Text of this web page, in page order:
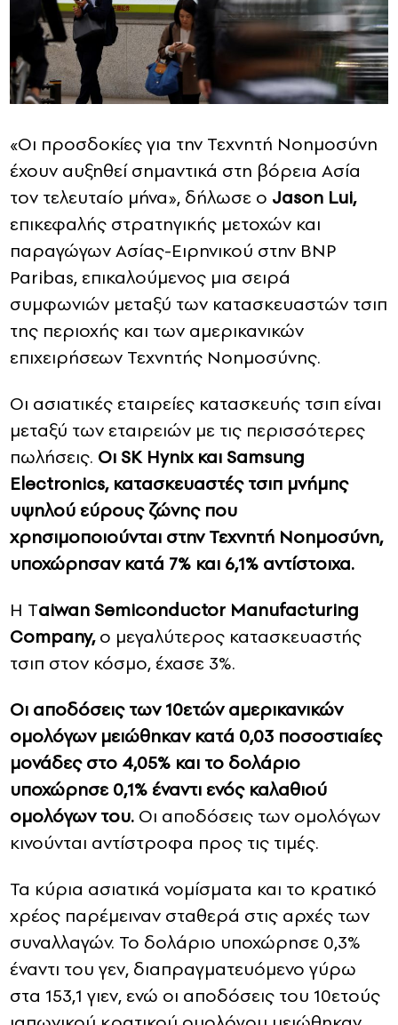
«Οι προσδοκίες για την Τεχνητή Νοημοσύνη
έχουν αυξηθεί σημαντικά στη βόρεια Ασία
τον τελευταίο μήνα», δήλωσε ο Jason Lui,
επικεφαλής στρατηγικής μετοχών και
παραγώγων Ασίας-Ειρηνικού στην BNP
Paribas, επικαλούμενος μια σειρά
συμφωνιών μεταξύ των κατασκευαστών τσιπ
της περιοχής και των αμερικανικών
επιχειρήσεων Τεχνητής Νοημοσύνης.
Οι ασιατικές εταιρείες κατασκευής τσιπ είναι
μεταξύ των εταιρειών με τις περισσότερες
πωλήσεις. Οι SK Hynix και Samsung
Electronics, κατασκευαστές τσιπ μνήμης
υψηλού εύρους ζώνης που
χρησιμοποιούνται στην Τεχνητή Νοημοσύνη,
υποχώρησαν κατά 7% και 6,1% αντίστοιχα.
Η Taiwan Semiconductor Manufacturing
Company,ο μεγαλύτερος κατασκευαστής
τσιπ στον κόσμο, έχασε 3%.
Οι αποδόσεις των 10ετών αμερικανικών
ομολόγων μειώθηκαν κατά 0,03 ποσοστιαίες
μονάδες στο 4,05% και το δολάριο
υποχώρησε 0,1% έναντι ενός καλαθιού
ομολόγων του. Οι αποδόσεις των ομολόγων
κινούνται αντίστροφα προς τις τιμές.
Τα κύρια ασιατικά νομίσματα και το κρατικό
χρέος παρέμειναν σταθερά στις αρχές των
συναλλαγών. Το δολάριο υποχώρησε 0,3%
έναντι του γεν, διαπραγματευόμενο γύρω
στα 153,1 γιεν, ενώ οι αποδόσεις του 10ετούς